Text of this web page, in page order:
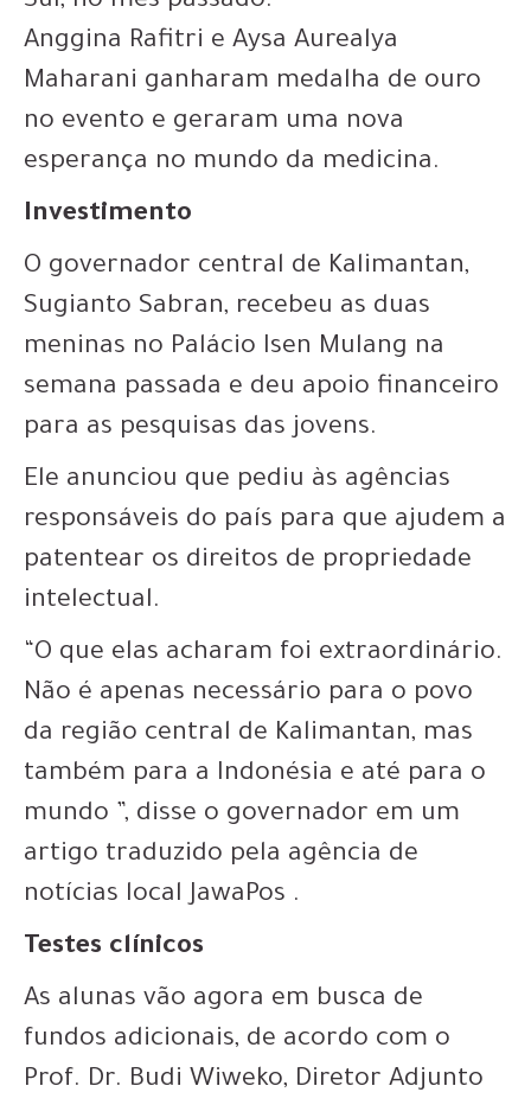
Anggina Rafitri e Aysa Aurealya
Maharani ganharam medalha de ouro
no evento e geraram uma nova
esperança no mundo da medicina.
Investimento
O governador central de Kalimantan,
Sugianto Sabran, recebeu as duas
meninas no Palácio Isen Mulang na
semana passada e deu apoio financeiro
para as pesquisas das jovens.
Ele anunciou que pediu às agências
responsáveis do país para que ajudem a
patentear os direitos de propriedade
intelectual.
“O que elas acharam foi extraordinário.
Não é apenas necessário para o povo
da região central de Kalimantan, mas
também para a Indonésia e até para o
mundo ”, disse o governador em um
artigo traduzido pela agência de
notícias local JawaPos .
Testes clínicos
As alunas vão agora em busca de
fundos adicionais, de acordo com o
Prof. Dr. Budi Wiweko, Diretor Adjunto